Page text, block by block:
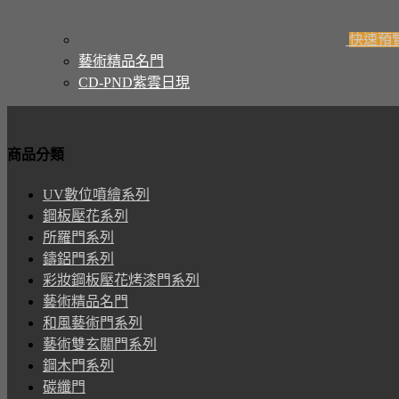
快速預
藝術精品名門
CD-PND紫雲日現
商品分類
UV數位噴繪系列
鋼板壓花系列
所羅門系列
鑄鋁門系列
彩妝鋼板壓花烤漆門系列
藝術精品名門
和風藝術門系列
藝術雙玄關門系列
鋼木門系列
碳纖門